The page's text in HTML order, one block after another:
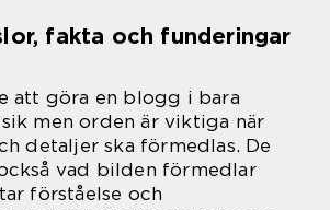
fakta och funderingar
att göra en blogg i bara
men orden är viktiga när
detaljer ska förmedlas. De
vad bilden förmedlar
förståelse och